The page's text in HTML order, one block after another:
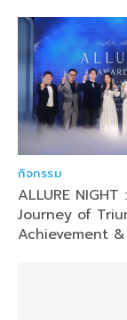
กิจกรรม
ALLURE
Journey of
Achievement